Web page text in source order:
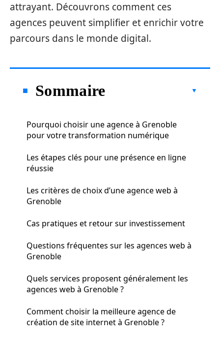
attrayant. Découvrons comment ces
agences peuvent simplifier et enrichir votre
parcours dans le monde digital.
Sommaire
Pourquoi choisir une agence à Grenoble
pour votre transformation numérique
Les étapes clés pour une présence en ligne
réussie
Les critères de choix d’une agence web à
Grenoble
Cas pratiques et retour sur investissement
Questions fréquentes sur les agences web à
Grenoble
Quels services proposent généralement les
agences web à Grenoble ?
Comment choisir la meilleure agence de
création de site internet à Grenoble ?